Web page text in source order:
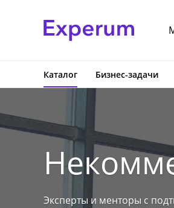
Каталог Бизнес-задачи
Эксперты и менторы с